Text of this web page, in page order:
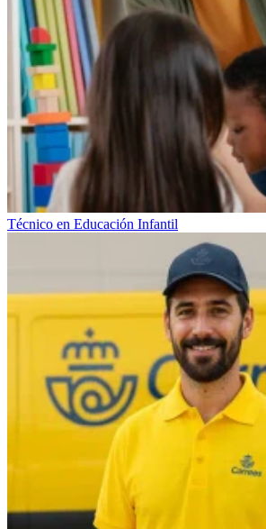
Técnico en Educación Infantil